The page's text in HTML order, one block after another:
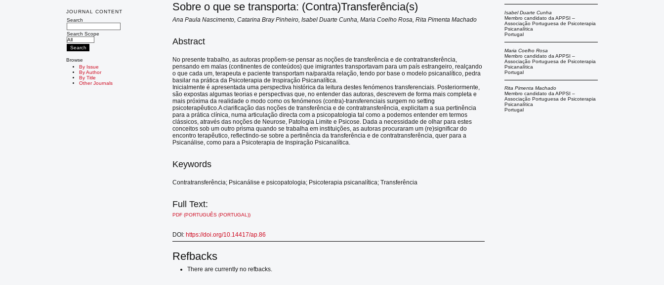
JOURNAL CONTENT
Search
Search Scope
Browse
By Issue
By Author
By Title
Other Journals
Isabel Duarte Cunha
Membro candidato da APPSI –
Associação Portuguesa de Psicoterapia
Psicanalítica
Portugal
Maria Coelho Rosa
Membro candidato da APPSI –
Associação Portuguesa de Psicoterapia
Psicanalítica
Portugal
Rita Pimenta Machado
Membro candidato da APPSI –
Associação Portuguesa de Psicoterapia
Psicanalítica
Portugal
Sobre o que se transporta: (Contra)Transferência(s)
Ana Paula Nascimento, Catarina Bray Pinheiro, Isabel Duarte Cunha, Maria Coelho Rosa, Rita Pimenta Machado
Abstract
No presente trabalho, as autoras propõem-se pensar as noções de transferência e de contratransferência,
pensando em malas (continentes de conteúdos) que imigrantes transportavam para um país estrangeiro, realçando
o que cada um, terapeuta e paciente transportam na/para/da relação, tendo por base o modelo psicanalítico, pedra
basilar na prática da Psicoterapia de Inspiração Psicanalítica.
Inicialmente é apresentada uma perspectiva histórica da leitura destes fenómenos transferenciais. Posteriormente,
são expostas algumas teorias e perspectivas que, no entender das autoras, descrevem de forma mais completa e
mais próxima da realidade o modo como os fenómenos (contra)-transferenciais surgem no setting
psicoterapêutico.A clarificação das noções de transferência e de contratransferência, explicitam a sua pertinência
para a prática clínica, numa articulação directa com a psicopatologia tal como a podemos entender em termos
clássicos, através das noções de Neurose, Patologia Limite e Psicose. Dada a necessidade de olhar para estes
conceitos sob um outro prisma quando se trabalha em instituições, as autoras procuraram um (re)significar do
encontro terapêutico, reflectindo-se sobre a pertinência da transferência e de contratransferência, quer para a
Psicanálise, como para a Psicoterapia de Inspiração Psicanalítica.
Keywords
Contratransferência; Psicanálise e psicopatologia; Psicoterapia psicanalítica; Transferência
Full Text:
PDF (PORTUGUÊS (PORTUGAL))
DOI:https://doi.org/10.14417/ap.86
Refbacks
There are currently no refbacks.